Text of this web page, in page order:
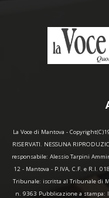
La Voce di Mantova -
RISERVATI. NESSUNA
responsabile: Alessio Tarpini
12 - Mantova - P.IVA, C.F. e R.I.
Tribunale: iscritta al Tribunale di
n. 9363 Pubblicazione a stampa: